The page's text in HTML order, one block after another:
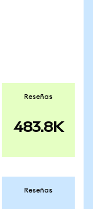
Reseñas
483.8K
Reseñas